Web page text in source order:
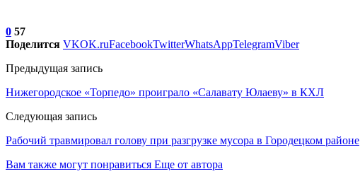
0 57
Поделится VKOK.ruFacebookTwitterWhatsAppTelegramViber
Предыдущая запись
Нижегородское «Торпедо» проиграло «Салавату Юлаеву» в КХЛ
Следующая запись
Рабочий травмировал голову при разгрузке мусора в Городецком районе
Вам также могут понравиться Еще от автора